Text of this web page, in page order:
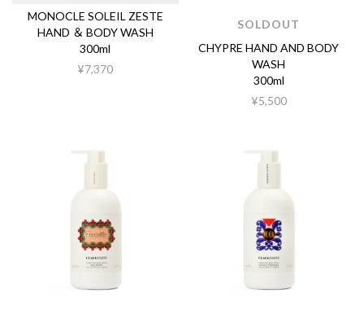
MONOCLE SOLEIL ZESTE
HAND ＆ BODY WASH
300ml
¥7,370
SOLDOUT
CHYPRE HAND AND BODY
WASH
300ml
¥5,500